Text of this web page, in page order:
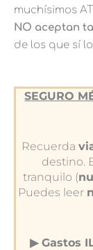
muchísimos
NO aceptan
de los que sí
SEGURO
Recuerda
destino.
tranquilo (
Puedes leer
▶︎ Gastos